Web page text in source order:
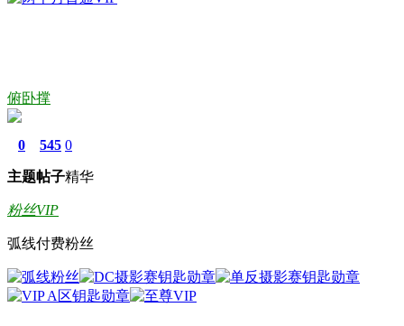
俯卧撑
0
主题
545
帖子
0
精华
粉丝VIP
弧线付费粉丝